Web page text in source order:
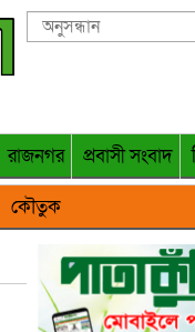
রাজনগর প্রবাসী সংবাদ
কৌতুক